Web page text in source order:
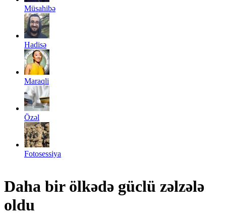
Müsahibə
Hadisə
Maraqli
Özəl
Fotosessiya
Daha bir ölkədə güclü zəlzələ
oldu